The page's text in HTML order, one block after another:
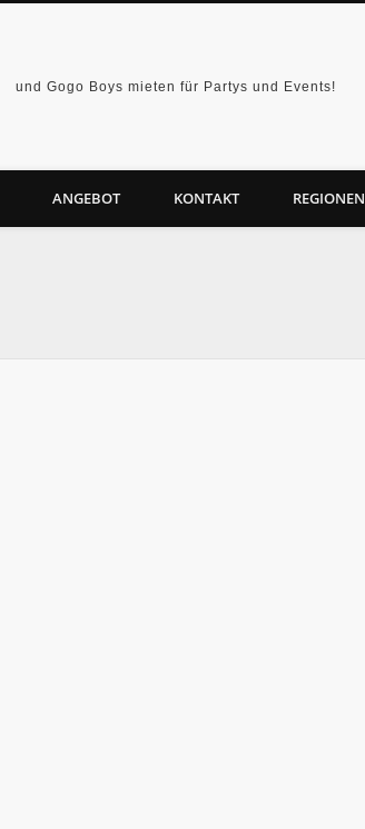
und Gogo Boys mieten für Partys und Events!
ANGEBOT KONTAKT REGIONEN